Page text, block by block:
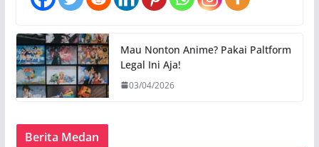
Mau Nonton Anime? Pakai Paltform
Legal Ini Aja!
03/04/2026
Berita Medan